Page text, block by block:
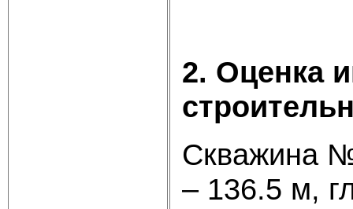
2. Оценка
Скважина
– 136.5 м,